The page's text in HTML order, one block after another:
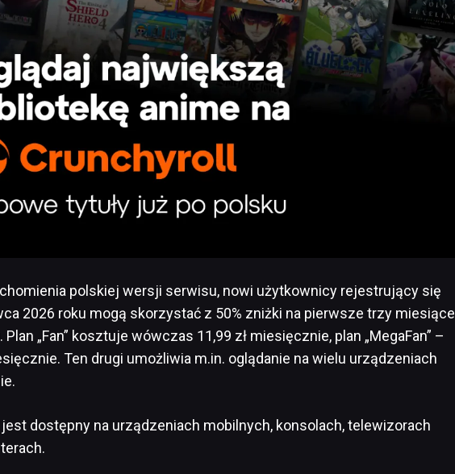
polskiej wersji serwisu, nowi użytkownicy rejestrujący się
2026 roku mogą skorzystać z 50% zniżki na pierwsze trzy miesiące
„Fan” kosztuje wówczas 11,99 zł miesięcznie, plan „MegaFan” –
Ten drugi umożliwia m.in. oglądanie na wielu urządzeniach
dostępny na urządzeniach mobilnych, konsolach, telewizorach